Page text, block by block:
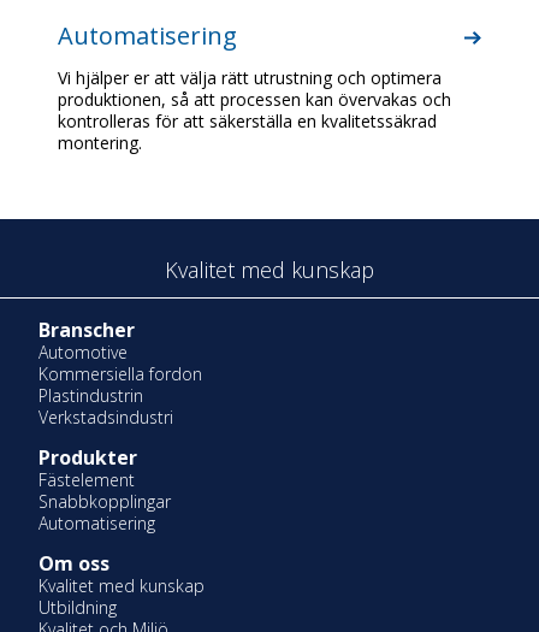
Automatisering
Vi hjälper er att välja rätt utrustning och optimera
produktionen, så att processen kan övervakas och
kontrolleras för att säkerställa en kvalitetssäkrad
montering.
Kvalitet med kunskap
Branscher
Automotive
Kommersiella fordon
Plastindustrin
Verkstadsindustri
Produkter
Fästelement
Snabbkopplingar
Automatisering
Om oss
Kvalitet med kunskap
Utbildning